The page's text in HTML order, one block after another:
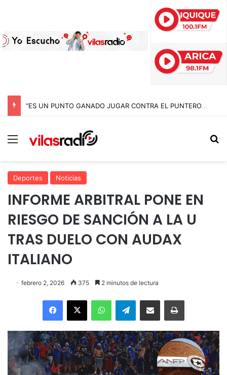
“ES UN PUNTO GANADO JUGAR CONTRA EL PUNTERO” HERNÁN PEÑA TRAS EL EMPATE CON COBRELOA
Menú
Deportes Noticias
INFORME ARBITRAL PONE EN
RIESGO DE SANCIÓN A LA U
TRAS DUELO CON AUDAX
ITALIANO
febrero 2, 2026 375 2 minutos de lectura
Facebook
X WhatsAppTelegramEnviar vía email Imprimir